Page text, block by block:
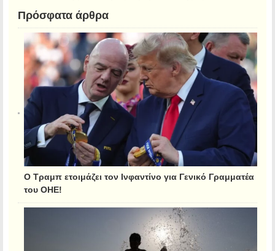
Πρόσφατα άρθρα
Ο Τραμπ ετοιμάζει τον Ινφαντίνο για Γενικό Γραμματέα
του ΟΗΕ!